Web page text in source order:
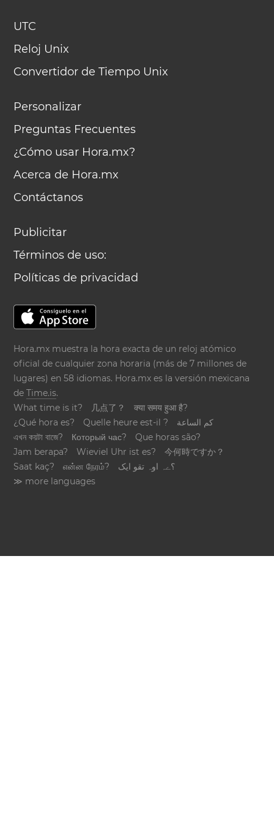
UTC
Reloj Unix
Convertidor de Tiempo Unix
Personalizar
Preguntas Frecuentes
¿Cómo usar Hora.mx?
Acerca de Hora.mx
Contáctanos
Publicitar
Términos de uso:
Políticas de privacidad
Hora.mx muestra la hora exacta de un reloj atómico
oficial de cualquier zona horaria (más de 7 millones de
lugares) en 58 idiomas. Hora.mx es la versión mexicana
deTime.is.
What time is it?
几点了？
क्या समय हुआ है?
¿Qué hora es?
Quelle heure est-il ?
كم الساعة
এখন কয়টা বাজে?
Который час?
Que horas são?
Jam berapa?
Wieviel Uhr ist es?
今何時ですか？
Saat kaç?
என்ன நேரம்?
؟ےہ اوہ تقو ایک
≫ more languages